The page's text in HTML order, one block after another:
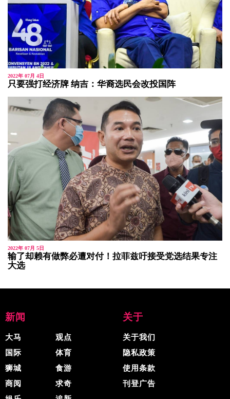
2022年 07月 4日
只要强打经济牌 纳吉：华裔选民会改投国阵
2022年 07月 5日
输了却赖有做弊必遭对付！拉菲兹吁接受党选结果专注
大选
新闻
大马
国际
狮城
商阅
观点
体育
食游
求奇
关于
关于我们
隐私政策
使用条款
刊登广告